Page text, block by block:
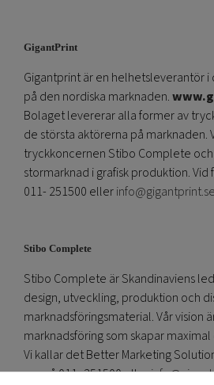
GigantPrint
Gigantprint är en helhetsleverantör i
på den nordiska marknaden.
Bolaget levererar alla former av
de största aktörerna på marknaden.
tryckkoncernen Stibo Complete och
stormarknad i grafisk produktion. Vid
011- 251500 ellerinfo@gigantprint.se
Stibo Complete
Stibo Complete är Skandinaviens
design, utveckling, produktion och
marknadsföringsmaterial. Vår vision
marknadsföring som skapar
Vi kallar det Better Marketing
oss på 011- 251500 eller